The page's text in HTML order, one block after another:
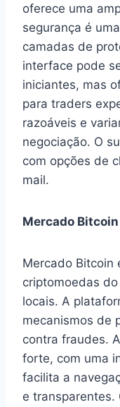
oferece uma
segurança é
camadas de
interface pode
iniciantes, mas
para traders
razoáveis e
negociação. O
com opções de
mail.
Mercado Bitcoin
Mercado Bitcoin
criptomoedas
locais. A
mecanismos de
contra fraudes.
forte, com uma
facilita a
e transparentes.